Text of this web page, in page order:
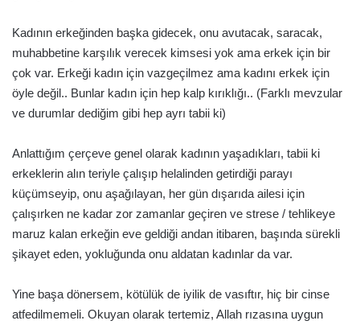
Kadının erkeğinden başka gidecek, onu avutacak, saracak,
muhabbetine karşılık verecek kimsesi yok ama erkek için bir
çok var. Erkeği kadın için vazgeçilmez ama kadını erkek için
öyle değil.. Bunlar kadın için hep kalp kırıklığı.. (Farklı mevzular
ve durumlar dediğim gibi hep ayrı tabii ki)
Anlattığım çerçeve genel olarak kadının yaşadıkları, tabii ki
erkeklerin alın teriyle çalışıp helalinden getirdiği parayı
küçümseyip, onu aşağılayan, her gün dışarıda ailesi için
çalışırken ne kadar zor zamanlar geçiren ve strese / tehlikeye
maruz kalan erkeğin eve geldiği andan itibaren, başında sürekli
şikayet eden, yokluğunda onu aldatan kadınlar da var.
Yine başa dönersem, kötülük de iyilik de vasıftır, hiç bir cinse
atfedilmemeli. Okuyan olarak tertemiz, Allah rızasına uygun